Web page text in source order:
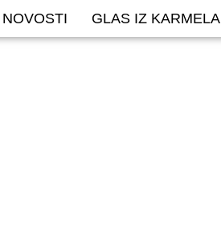
NOVOSTI GLAS IZ KARMELA